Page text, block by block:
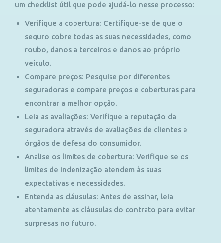
um checklist útil que pode ajudá-lo nesse processo:
Verifique a cobertura: Certifique-se de que o
seguro cobre todas as suas necessidades, como
roubo, danos a terceiros e danos ao próprio
veículo.
Compare preços: Pesquise por diferentes
seguradoras e compare preços e coberturas para
encontrar a melhor opção.
Leia as avaliações: Verifique a reputação da
seguradora através de avaliações de clientes e
órgãos de defesa do consumidor.
Analise os limites de cobertura: Verifique se os
limites de indenização atendem às suas
expectativas e necessidades.
Entenda as cláusulas: Antes de assinar, leia
atentamente as cláusulas do contrato para evitar
surpresas no futuro.